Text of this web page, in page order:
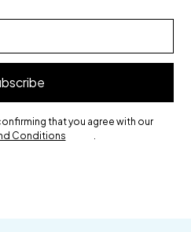
that you agree with our
Conditions